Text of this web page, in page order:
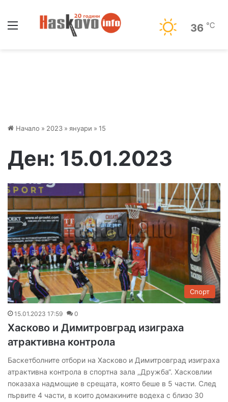
36 ℃
Начало » 2023 » януари » 15
Ден: 15.01.2023
Спорт
15.01.2023 17:59 0
Хасково и Димитровград изиграха
атрактивна контрола
Баскетболните отбори на Хасково и Димитровград изиграха
атрактивна контрола в спортна зала „Дружба“. Хасковлии
показаха надмощие в срещата, която беше в 5 части. След
първите 4 части, в които домакините водеха с близо 30